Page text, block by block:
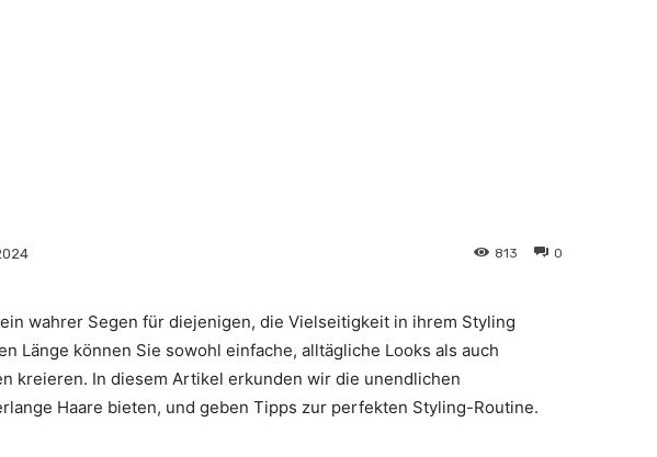
0
813
wahrer Segen für diejenigen, die Vielseitigkeit in ihrem Styling
Länge können Sie sowohl einfache, alltägliche Looks als auch
kreieren. In diesem Artikel erkunden wir die unendlichen
Haare bieten, und geben Tipps zur perfekten Styling-Routine.